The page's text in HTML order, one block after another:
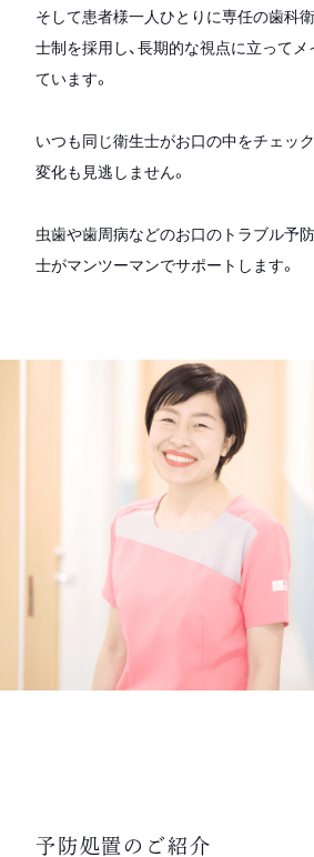
そして患者様一人ひとりに専任の歯科
士制を採用し、長期的な視点に立って
ています。
いつも同じ衛生士がお口の中をチェッ
変化も見逃しません。
虫歯や歯周病などのお口のトラブル予
士がマンツーマンでサポートします。
予防処置のご紹介